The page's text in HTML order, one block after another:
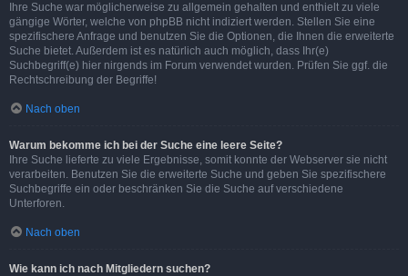
Ihre Suche war möglicherweise zu allgemein gehalten und enthielt zu viele
gängige Wörter, welche von phpBB nicht indiziert werden. Stellen Sie eine
spezifischere Anfrage und benutzen Sie die Optionen, die Ihnen die erweiterte
Suche bietet. Außerdem ist es natürlich auch möglich, dass Ihr(e)
Suchbegriff(e) hier nirgends im Forum verwendet wurden. Prüfen Sie ggf. die
Rechtschreibung der Begriffe!
Nach oben
Warum bekomme ich bei der Suche eine leere Seite?
Ihre Suche lieferte zu viele Ergebnisse, somit konnte der Webserver sie nicht
verarbeiten. Benutzen Sie die erweiterte Suche und geben Sie spezifischere
Suchbegriffe ein oder beschränken Sie die Suche auf verschiedene
Unterforen.
Nach oben
Wie kann ich nach Mitgliedern suchen?